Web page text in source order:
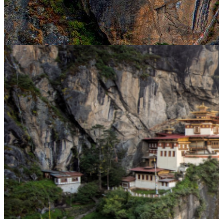
Có1tourTour Du Lịch Bhutanđang bán
0911222288